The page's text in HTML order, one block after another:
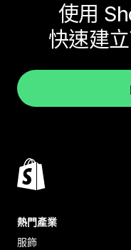
使用
快速建
熱門產業
服飾